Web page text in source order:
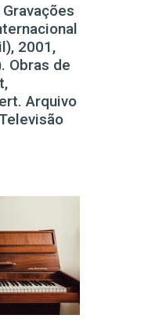
2001,
Obras de
Arquivo